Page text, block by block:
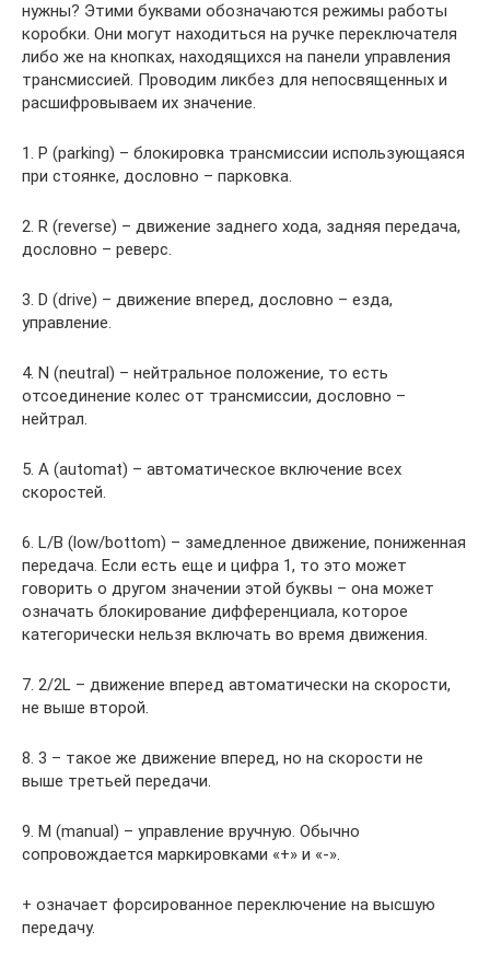
нужны? Этими буквами обозначаются режимы работы
коробки. Они могут находиться на ручке переключателя
либо же на кнопках, находящихся на панели управления
трансмиссией. Проводим ликбез для непосвященных и
расшифровываем их значение.
1. P (parking) – блокировка трансмиссии использующаяся
при стоянке, дословно – парковка.
2. R (reverse) – движение заднего хода, задняя передача,
дословно – реверс.
3. D (drive) – движение вперед, дословно – езда,
управление.
4. N (neutral) – нейтральное положение, то есть
отсоединение колес от трансмиссии, дословно –
нейтрал.
5. A (automat) – автоматическое включение всех
скоростей.
6. L/B (low/bottom) – замедленное движение, пониженная
передача. Если есть еще и цифра 1, то это может
говорить о другом значении этой буквы – она может
означать блокирование дифференциала, которое
категорически нельзя включать во время движения.
7. 2/2L – движение вперед автоматически на скорости,
не выше второй.
8. 3 – такое же движение вперед, но на скорости не
выше третьей передачи.
9. M (manual) – управление вручную. Обычно
сопровождается маркировками «+» и «-».
+ означает форсированное переключение на высшую
передачу.